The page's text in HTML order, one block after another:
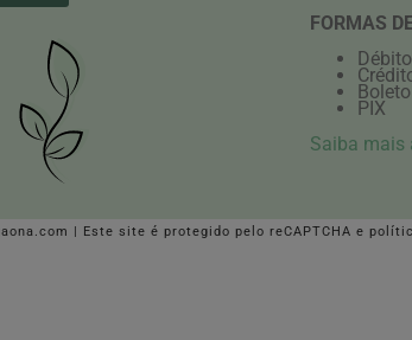
FORMAS
Débito
Boleto
PIX
Saiba mais
| Este site é protegido pelo reCAPTCHA e